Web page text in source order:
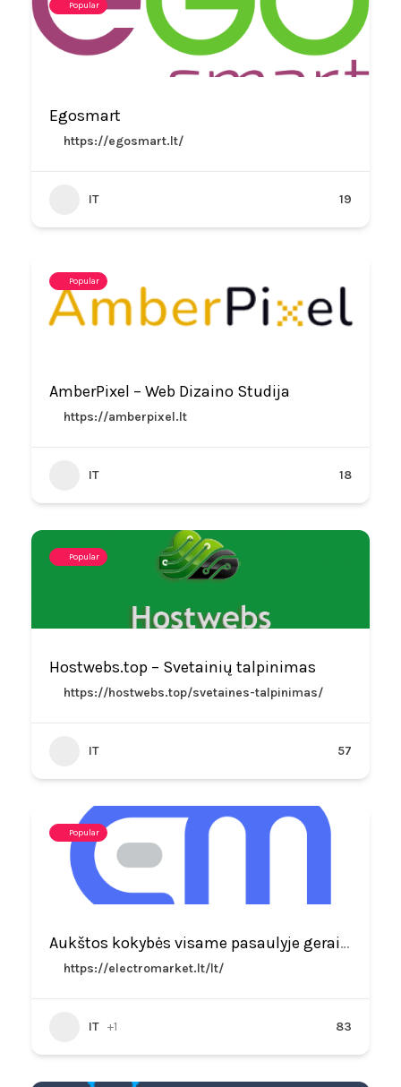
Popular
Egosmart
https://egosmart.lt/
IT 19
Popular
AmberPixel – Web Dizaino Studija
https://amberpixel.lt
IT 18
Popular
Hostwebs.top – Svetainių talpinimas
https://hostwebs.top/svetaines-talpinimas/
IT 57
Popular
Aukštos kokybės visame pasaulyje gerai žinomų prekės ženklų power bank (išorinės baterijos). Gera kaina, patogus apsipirkimas.
https://electromarket.lt/lt/
IT +1 83